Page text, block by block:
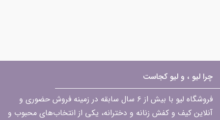
چرا لیو ، و لیو کجاست
فروشگاه لیو با بیش از ۶ سال سابقه در زمینه فروش حضوری و
آنلاین کیف و کفش زنانه و دخترانه، یکی از انتخاب‌های محبوب و